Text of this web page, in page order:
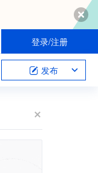
登录/注册
发布